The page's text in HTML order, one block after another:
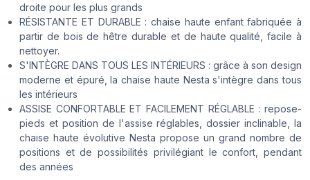
droite pour les plus grands
RÉSISTANTE ET DURABLE : chaise haute enfant fabriquée à
partir de bois de hêtre durable et de haute qualité, facile à
nettoyer.
S'INTÈGRE DANS TOUS LES INTÉRIEURS : grâce à son design
moderne et épuré, la chaise haute Nesta s'intègre dans tous
les intérieurs
ASSISE CONFORTABLE ET FACILEMENT RÉGLABLE : repose-
pieds et position de l'assise réglables, dossier inclinable, la
chaise haute évolutive Nesta propose un grand nombre de
positions et de possibilités privilégiant le confort, pendant
des années